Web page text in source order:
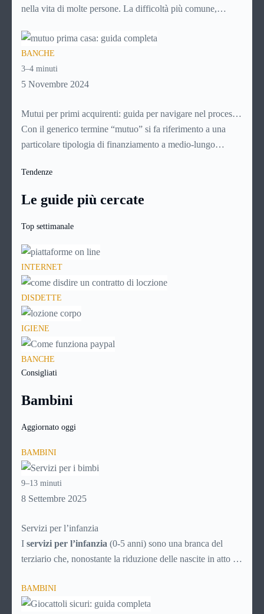
nella vita di molte persone. La difficoltà più comune,
entrano in gioco i mutui 100%, che finanziano l’intero
valore dell’immobile senza richiedere versamenti iniziali.
Analizziamone nel dettaglio le caratteristiche e i vantaggi.
BANCHE
3–4 minuti
5 Novembre 2024
Mutui per primi acquirenti: guida per navigare nel processo
di acquisto della casa
Con il generico termine “mutuo” si fa riferimento a una
particolare tipologia di finanziamento a medio-lungo
anni). Si tratta di norma di un contratto a titolo oneroso: il
capitale richiesto, ma anche una certa quota a titolo di
interessi e altre spese.
Tendenze
Le guide più cercate
Top settimanale
INTERNET
DISDETTE
IGIENE
BANCHE
Consigliati
Bambini
Aggiornato oggi
BAMBINI
9–13 minuti
8 Settembre 2025
Servizi per l’infanzia
I servizi per l’infanzia (0-5 anni) sono una branca del
terziario che, nonostante la riduzione delle nascite in atto da
articolo specifico ricco di consigli utili per la scelta
intelligente dei servizi che possono rendere la vità più facile
BAMBINI